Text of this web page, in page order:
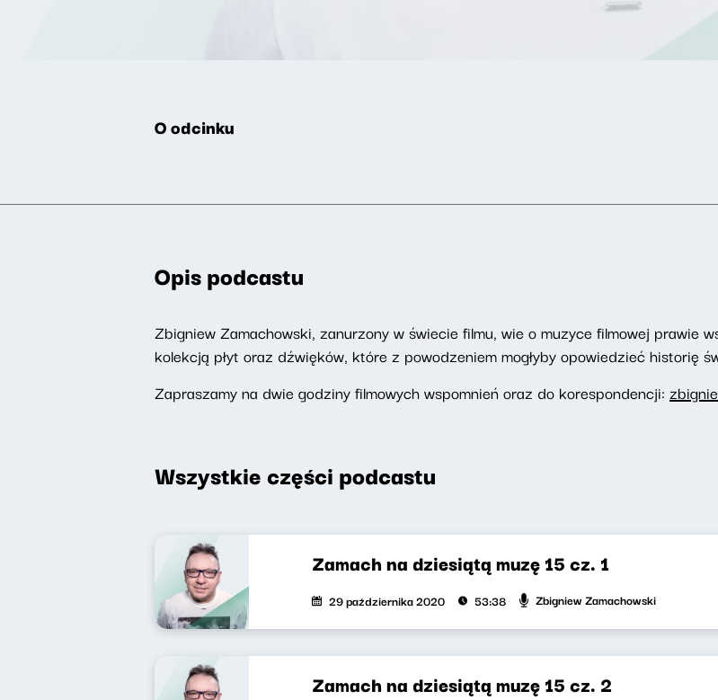
O odcinku
Opis podcastu
Zbigniew Zamachowski, zanurzony w świecie filmu, wie o muzyce filmowej prawie
kolekcją płyt oraz dźwięków, które z powodzeniem mogłyby opowiedzieć historię
Zapraszamy na dwie godziny filmowych wspomnień oraz do korespondencji:
Wszystkie części podcastu
Zamach na dziesiątą muzę 15 cz. 1
29 października 2020 53:38 Zbigniew Zamachowski
Zamach na dziesiątą muzę 15 cz. 2